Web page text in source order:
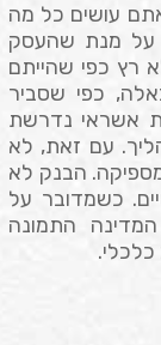
עושים כל מה
על מנת שהעסק
רץ כפי שהייתם
כפי שסביר
אשראי נדרשת
עם זאת, לא
הבנק לא
כשמדובר על
התמונה